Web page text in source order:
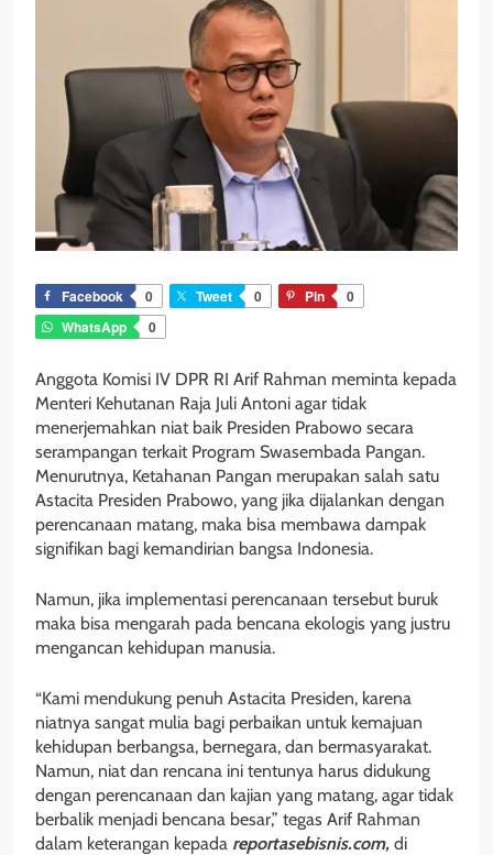
Facebook 0 Tweet 0 Pin
0
WhatsApp
0
Anggota Komisi IV DPR RI Arif Rahman meminta kepada
Menteri Kehutanan Raja Juli Antoni agar tidak
menerjemahkan niat baik Presiden Prabowo secara
serampangan terkait Program Swasembada Pangan.
Menurutnya, Ketahanan Pangan merupakan salah satu
Astacita Presiden Prabowo, yang jika dijalankan dengan
perencanaan matang, maka bisa membawa dampak
signifikan bagi kemandirian bangsa Indonesia.
Namun, jika implementasi perencanaan tersebut buruk
maka bisa mengarah pada bencana ekologis yang justru
mengancan kehidupan manusia.
“Kami mendukung penuh Astacita Presiden, karena
niatnya sangat mulia bagi perbaikan untuk kemajuan
kehidupan berbangsa, bernegara, dan bermasyarakat.
Namun, niat dan rencana ini tentunya harus didukung
dengan perencanaan dan kajian yang matang, agar tidak
berbalik menjadi bencana besar,” tegas Arif Rahman
dalam keterangan kepada reportasebisnis.com, di